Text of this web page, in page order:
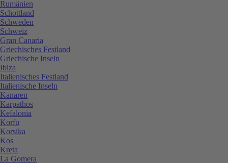
Rumänien
Schottland
Schweden
Schweiz
Gran Canaria
Griechisches Festland
Griechische Inseln
Ibiza
Italienisches Festland
Italienische Inseln
Kanaren
Karpathos
Kefalonia
Korfu
Korsika
Kos
Kreta
La Gomera